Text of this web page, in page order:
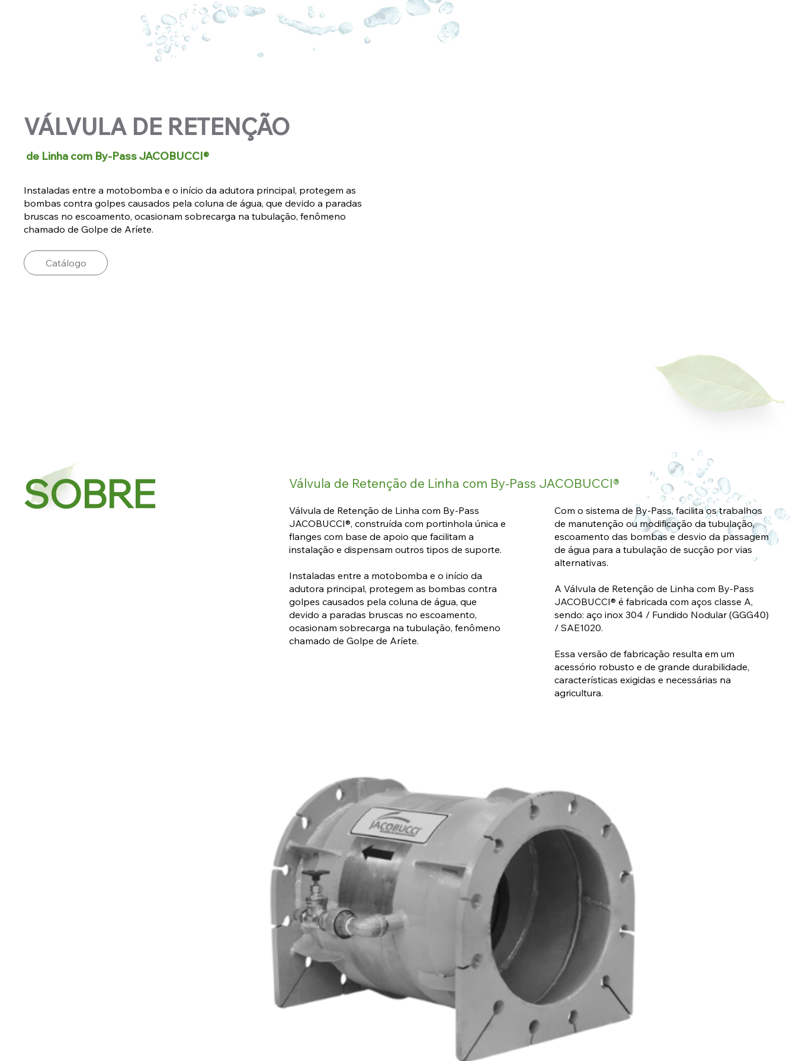
VÁLVULA DE RETENÇÃO
de Linha com By-Pass JACOBUCCI®
Instaladas entre a motobomba e o início da adutora principal, protegem as
bombas contra golpes causados pela coluna de água, que devido a paradas
bruscas no escoamento, ocasionam sobrecarga na tubulação, fenômeno
chamado de Golpe de Aríete.
Catálogo
SOBRE Válvula de Retenção de Linha com By-Pass JACOBUCCI®
Válvula de Retenção de Linha com By-Pass
JACOBUCCI®, construída com portinhola única e
flanges com base de apoio que facilitam a
instalação e dispensam outros tipos de suporte.
Instaladas entre a motobomba e o início da
adutora principal, protegem as bombas contra
golpes causados pela coluna de água, que
devido a paradas bruscas no escoamento,
ocasionam sobrecarga na tubulação, fenômeno
chamado de Golpe de Aríete.
Com o sistema de By-Pass, facilita os trabalhos
de manutenção ou modificação da tubulação,
escoamento das bombas e desvio da passagem
de água para a tubulação de sucção por vias
alternativas.
A Válvula de Retenção de Linha com By-Pass
JACOBUCCI® é fabricada com aços classe A,
sendo: aço inox 304 / Fundido Nodular (GGG40)
/ SAE1020.
Essa versão de fabricação resulta em um
acessório robusto e de grande durabilidade,
características exigidas e necessárias na
agricultura.